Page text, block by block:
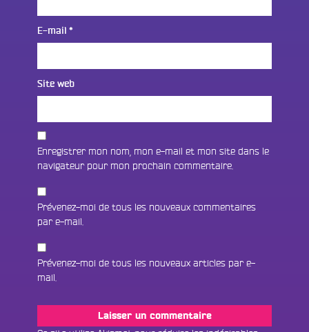
E-mail *
Site web
Enregistrer mon nom, mon e-mail et mon site dans le
navigateur pour mon prochain commentaire.
Prévenez-moi de tous les nouveaux commentaires
par e-mail.
Prévenez-moi de tous les nouveaux articles par e-
mail.